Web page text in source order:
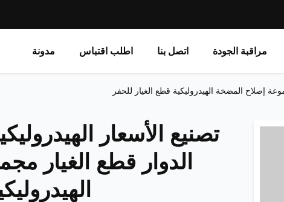
مراقبة الجودة اتصل بنا اطلب اقتباس مدونة
إصلاح المضخة الهيدروليكية قطع الغيار للحفر
تصنيع الأسعار
الدوار قطع الغيار